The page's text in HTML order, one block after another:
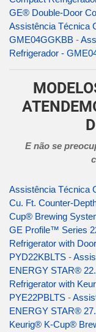
GE® Double-Door
Assistência Técnica
GME04GGKBB -
Refrigerador -
E não se
Assistência Técnica
Cu. Ft. Counter-
Cup® Brewing
GE Profile™ Series
Refrigerator with
PYD22KBLTS -
ENERGY STAR®
Refrigerator with
PYE22PBLTS -
ENERGY STAR®
Keurig® K-Cup®